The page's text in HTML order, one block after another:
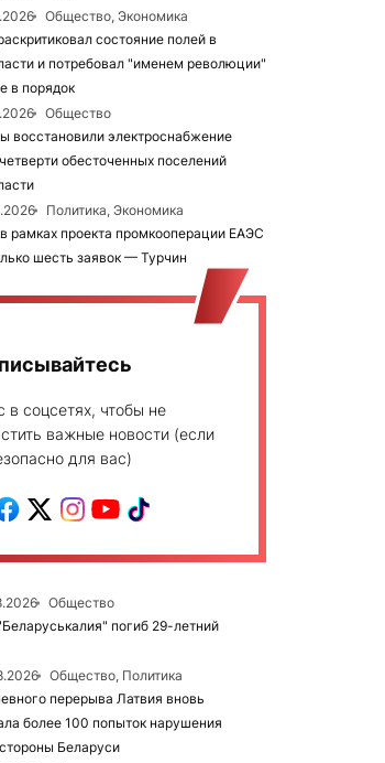
Общество, Экономика
состояние полей в
и потребовал "именем революции"
в порядок
Общество
восстановили электроснабжение
обесточенных поселений
Политика, Экономика
рамках проекта промкооперации ЕАЭС
шесть заявок — Турчин
в соцсетях, чтобы не
важные новости (если
для вас)
Общество
погиб 29-летний
Общество, Политика
перерыва Латвия вновь
более 100 попыток нарушения
Беларуси